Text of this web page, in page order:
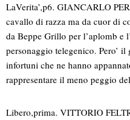
LaVerita’,p6. GIANCARLO
cavallo di razza ma da cuor di
da Beppe Grillo per l’aplomb e
personaggio telegenico. Pero’
infortuni che ne hanno
rappresentare il meno peggio
Libero,prima. VITTORIO